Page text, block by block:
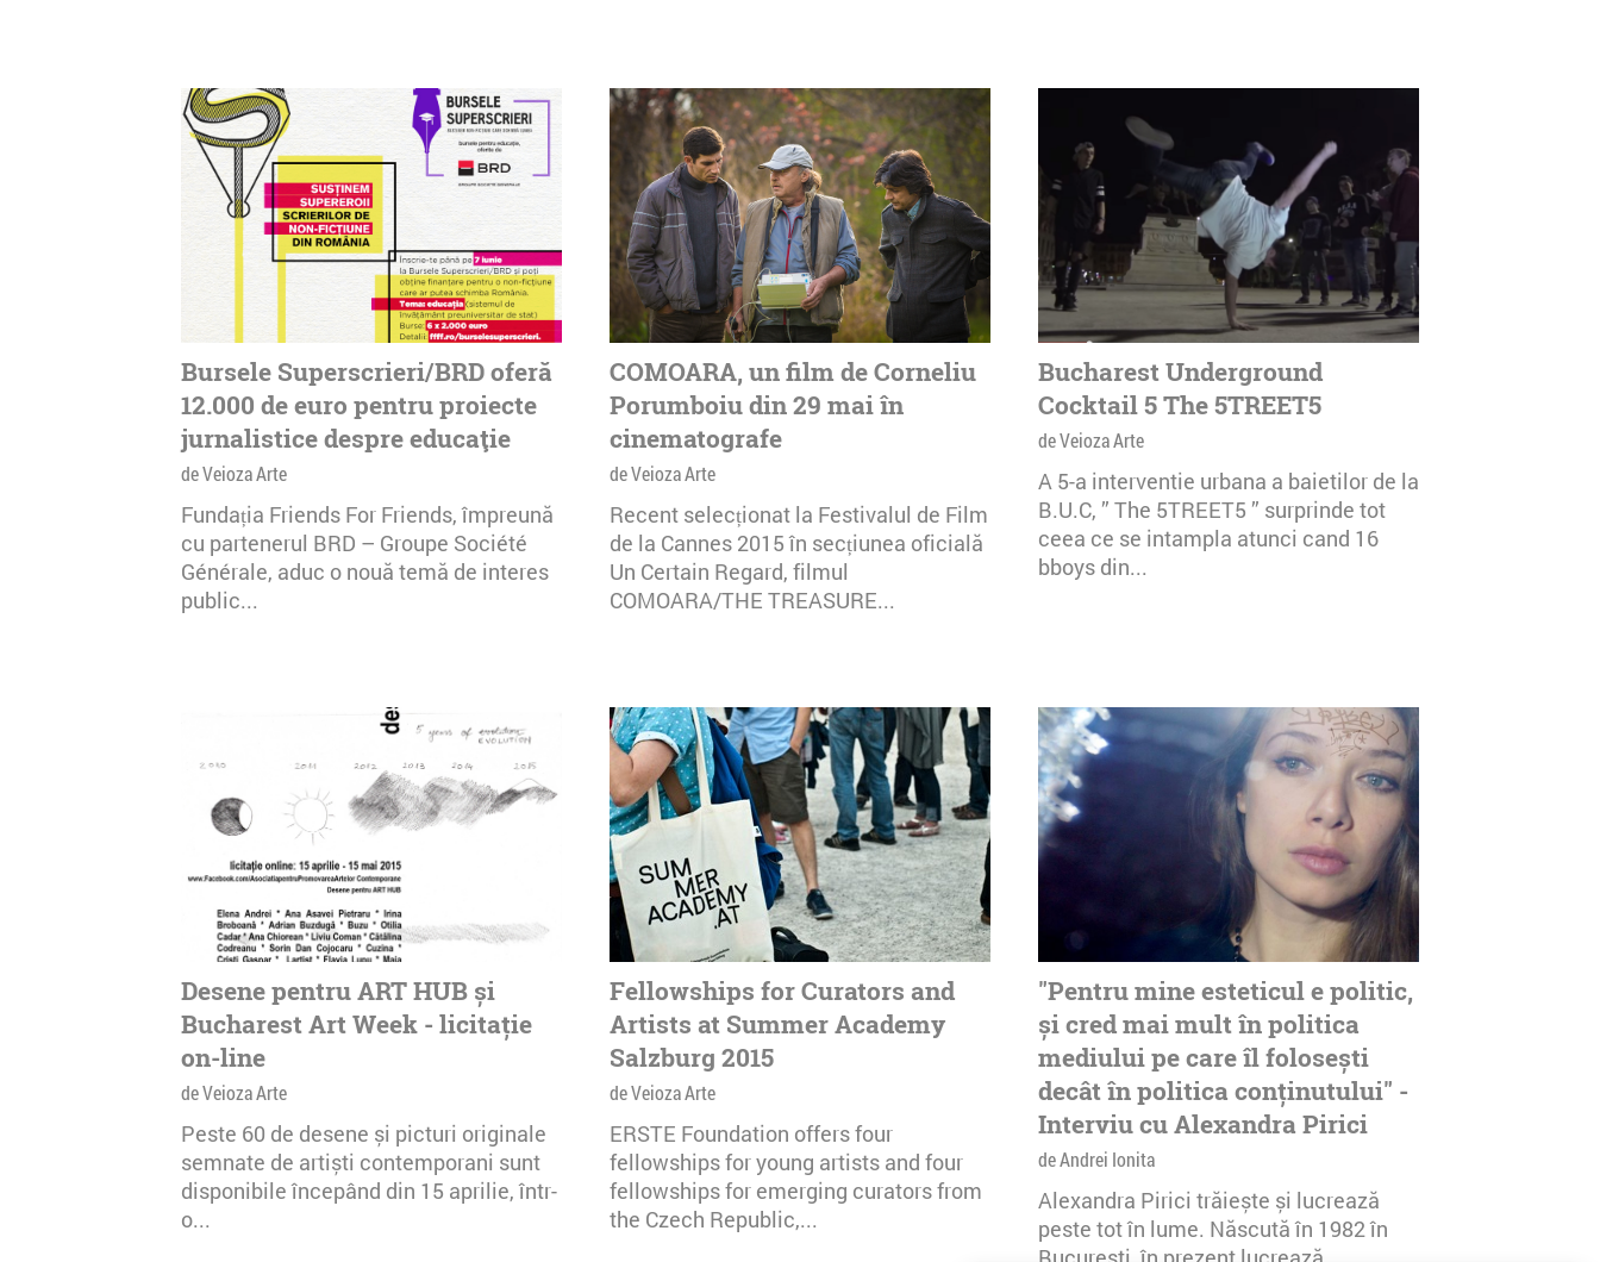
Bursele Superscrieri/BRD oferă
12.000 de euro pentru proiecte
jurnalistice despre educaţie
de Veioza Arte
Fundația Friends For Friends, împreună
cu partenerul BRD – Groupe Société
Générale, aduc o nouă temă de interes
public...
COMOARA, un film de Corneliu
Porumboiu din 29 mai în
cinematografe
de Veioza Arte
Recent selecționat la Festivalul de Film
de la Cannes 2015 în secțiunea oficială
Un Certain Regard, filmul
COMOARA/THE TREASURE...
Bucharest Underground
Cocktail 5 The 5TREET5
de Veioza Arte
A 5-a interventie urbana a baietilor de la
B.U.C, ” The 5TREET5 ” surprinde tot
ceea ce se intampla atunci cand 16
bboys din...
Desene pentru ART HUB și
Bucharest Art Week - licitație
on-line
de Veioza Arte
Peste 60 de desene și picturi originale
semnate de artiști contemporani sunt
disponibile începând din 15 aprilie, într-
o...
Fellowships for Curators and
Artists at Summer Academy
Salzburg 2015
de Veioza Arte
ERSTE Foundation offers four
fellowships for young artists and four
fellowships for emerging curators from
the Czech Republic,...
"Pentru mine esteticul e politic,
și cred mai mult în politica
mediului pe care îl folosești
decât în politica conținutului" -
Interviu cu Alexandra Pirici
de Andrei Ionita
Alexandra Pirici trăiește și lucrează
peste tot în lume. Născută în 1982 în